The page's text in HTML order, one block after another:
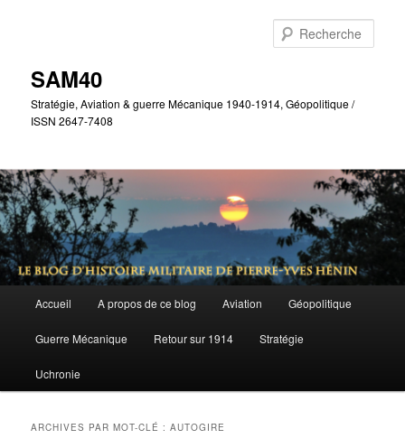
SAM40
Stratégie, Aviation & guerre Mécanique 1940-1914, Géopolitique /
ISSN 2647-7408
principal
Accueil A propos de ce blog Aviation Géopolitique
Guerre Mécanique Retour sur 1914 Stratégie
Uchronie
ARCHIVES PAR MOT-CLÉ :AUTOGIRE